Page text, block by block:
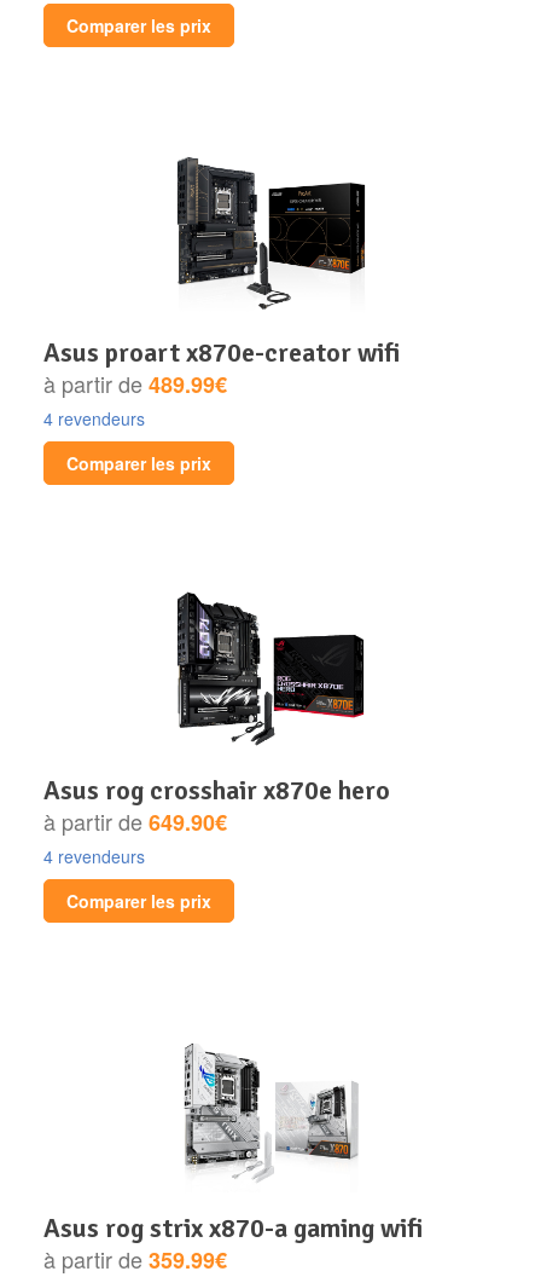
Comparer les prix
asus proart x870e-creator wifi
à partir de489.99€
4 revendeurs
Comparer les prix
asus rog crosshair x870e hero
à partir de649.90€
4 revendeurs
Comparer les prix
asus rog strix x870-a gaming wifi
à partir de359.99€